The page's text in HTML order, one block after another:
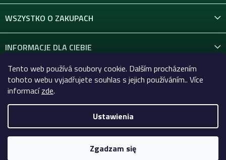
Tento web používá soubory cookie. Dalším procházením
tohoto webu vyjadřujete souhlas s jejich používáním.. Více
informacízde.
Ustawienia
Zgadzam się
WSZYSTKO O ZAKUPACH
INFORMACJE DLA CIEBIE
KONTAKT
Copyright 2026Celtic-Supply.pl | Wszystko do tatuaży i
makijażu permanentnego. Wszystkie prawa zastrzeżone.